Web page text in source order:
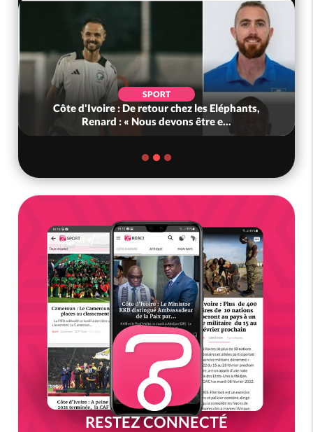
SPORT
Côte d'Ivoire : De retour chez les Eléphants,
Renard : « Nous devons être e...
RESTEZ CONNECTÉ